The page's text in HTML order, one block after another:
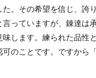
。その希望を信じ、誇
っていますが、錬達は
します。練られた品性
のことです。ですから